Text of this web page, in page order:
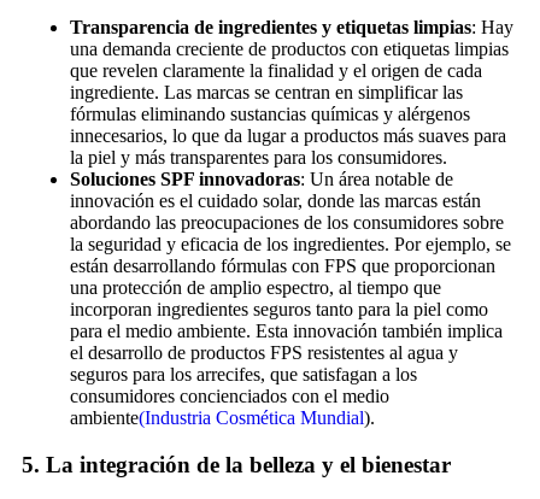
Transparencia de ingredientes y etiquetas limpias: Hay
una demanda creciente de productos con etiquetas limpias
que revelen claramente la finalidad y el origen de cada
ingrediente. Las marcas se centran en simplificar las
fórmulas eliminando sustancias químicas y alérgenos
innecesarios, lo que da lugar a productos más suaves para
la piel y más transparentes para los consumidores.
Soluciones SPF innovadoras: Un área notable de
innovación es el cuidado solar, donde las marcas están
abordando las preocupaciones de los consumidores sobre
la seguridad y eficacia de los ingredientes. Por ejemplo, se
están desarrollando fórmulas con FPS que proporcionan
una protección de amplio espectro, al tiempo que
incorporan ingredientes seguros tanto para la piel como
para el medio ambiente. Esta innovación también implica
el desarrollo de productos FPS resistentes al agua y
seguros para los arrecifes, que satisfagan a los
consumidores concienciados con el medio
ambiente(Industria Cosmética Mundial).
5. La integración de la belleza y el bienestar